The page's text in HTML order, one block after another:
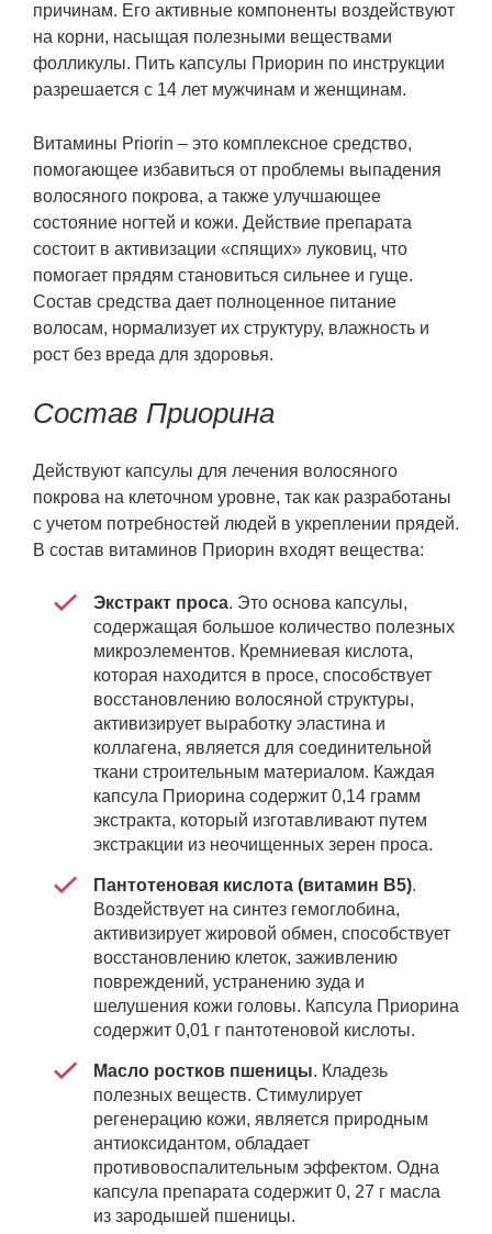
причинам. Его активные компоненты воздействуют
на корни, насыщая полезными веществами
фолликулы. Пить капсулы Приорин по инструкции
разрешается с 14 лет мужчинам и женщинам.
Витамины Priorin – это комплексное средство,
помогающее избавиться от проблемы выпадения
волосяного покрова, а также улучшающее
состояние ногтей и кожи. Действие препарата
состоит в активизации «спящих» луковиц, что
помогает прядям становиться сильнее и гуще.
Состав средства дает полноценное питание
волосам, нормализует их структуру, влажность и
рост без вреда для здоровья.
Состав Приорина
Действуют капсулы для лечения волосяного
покрова на клеточном уровне, так как разработаны
с учетом потребностей людей в укреплении прядей.
В состав витаминов Приорин входят вещества:
Экстракт проса. Это основа капсулы,
содержащая большое количество полезных
микроэлементов. Кремниевая кислота,
которая находится в просе, способствует
восстановлению волосяной структуры,
активизирует выработку эластина и
коллагена, является для соединительной
ткани строительным материалом. Каждая
капсула Приорина содержит 0,14 грамм
экстракта, который изготавливают путем
экстракции из неочищенных зерен проса.
Пантотеновая кислота (витамин В5).
Воздействует на синтез гемоглобина,
активизирует жировой обмен, способствует
восстановлению клеток, заживлению
повреждений, устранению зуда и
шелушения кожи головы. Капсула Приорина
содержит 0,01 г пантотеновой кислоты.
Масло ростков пшеницы. Кладезь
полезных веществ. Стимулирует
регенерацию кожи, является природным
антиоксидантом, обладает
противовоспалительным эффектом. Одна
капсула препарата содержит 0, 27 г масла
из зародышей пшеницы.